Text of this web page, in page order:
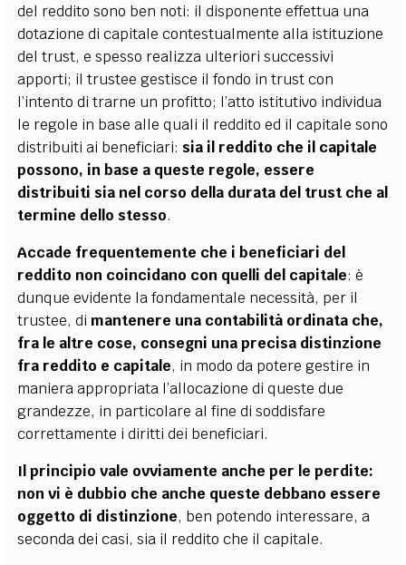
del reddito sono ben noti: il disponente effettua una
dotazione di capitale contestualmente alla istituzione
del trust, e spesso realizza ulteriori successivi
apporti; il trustee gestisce il fondo in trust con
l’intento di trarne un profitto; l’atto istitutivo individua
le regole in base alle quali il reddito ed il capitale sono
distribuiti ai beneficiari: sia il reddito che il capitale
possono, in base a queste regole, essere
distribuiti sia nel corso della durata del trust che al
termine dello stesso.
Accade frequentemente che i beneficiari del
reddito non coincidano con quelli del capitale: è
dunque evidente la fondamentale necessità, per il
trustee, di mantenere una contabilità ordinata che,
fra le altre cose, consegni una precisa distinzione
fra reddito e capitale, in modo da potere gestire in
maniera appropriata l’allocazione di queste due
grandezze, in particolare al fine di soddisfare
correttamente i diritti dei beneficiari.
Il principio vale ovviamente anche per le perdite:
non vi è dubbio che anche queste debbano essere
oggetto di distinzione, ben potendo interessare, a
seconda dei casi, sia il reddito che il capitale.